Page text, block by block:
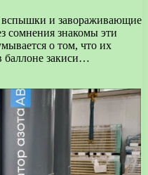
и завораживающие
сомнения знакомы эти
о том, что их
закиси…